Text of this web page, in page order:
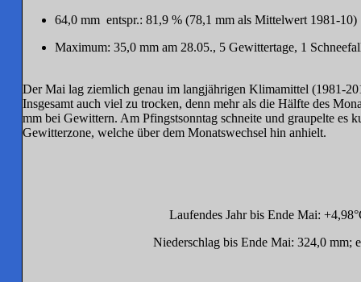
64,0 mm entspr.: 81,9 % (78,1 mm als Mittelwert 1981-
Maximum: 35,0 mm am 28.05., 5 Gewittertage, 1
Der Mai lag ziemlich genau im langjährigen Klimamittel (1981-
Insgesamt auch viel zu trocken, denn mehr als die Hälfte des
mm bei Gewittern. Am Pfingstsonntag schneite und graupelte es
Gewitterzone, welche über dem Monatswechsel hin anhielt.
Laufendes Jahr bis Ende Mai:
Niederschlag bis Ende Mai: 324,0 mm;